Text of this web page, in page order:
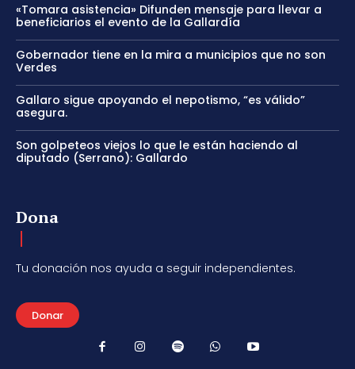
«Tomara asistencia» Difunden mensaje para llevar a
beneficiarios el evento de la Gallardía
Gobernador tiene en la mira a municipios que no son
Verdes
Gallaro sigue apoyando el nepotismo, “es válido”
asegura.
Son golpeteos viejos lo que le están haciendo al
diputado (Serrano): Gallardo
Dona
Tu donación nos ayuda a seguir independientes.
Donar